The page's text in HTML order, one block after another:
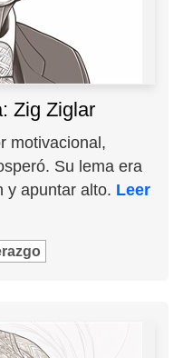
Zig Ziglar
motivacional,
Su lema era
y apuntar alto. Leer